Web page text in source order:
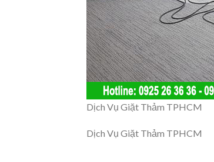
Dịch Vụ Giặt Thảm TPHCM
Dịch Vụ Giặt Thảm TPHCM